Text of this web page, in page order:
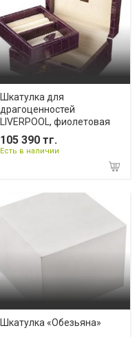
Шкатулка для
драгоценностей
LIVERPOOL, фиолетовая
105 390 тг.
Есть в наличии
Шкатулка «Обезьяна»